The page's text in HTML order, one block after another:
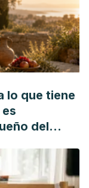
(1986). The
lo que tiene
del